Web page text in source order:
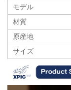
モデル
材質
原産地
サイズ